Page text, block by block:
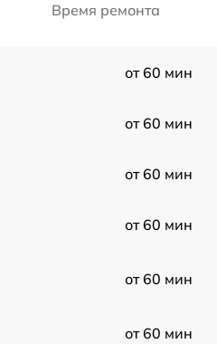
Время ремонта
от 60 мин
от 60 мин
от 60 мин
от 60 мин
от 60 мин
от 60 мин